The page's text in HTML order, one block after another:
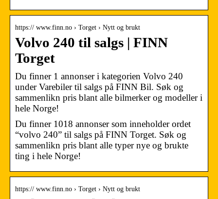
https:// www.finn.no › Torget › Nytt og brukt
Volvo 240 til salgs | FINN
Torget
Du finner 1 annonser i kategorien Volvo 240
under Varebiler til salgs på FINN Bil. Søk og
sammenlikn pris blant alle bilmerker og modeller i
hele Norge!
Du finner 1018 annonser som inneholder ordet
“volvo 240” til salgs på FINN Torget. Søk og
sammenlikn pris blant alle typer nye og brukte
ting i hele Norge!
https:// www.finn.no › Torget › Nytt og brukt